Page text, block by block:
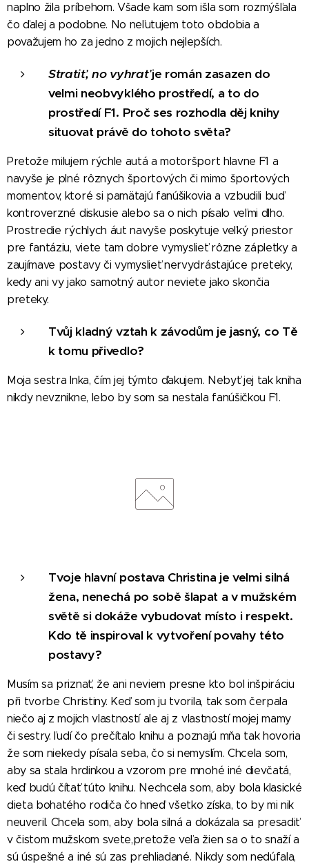
naplno žila príbehom. Všade kam som išla som rozmýšľala
čo ďalej a podobne. No neľutujem toto obdobia a
považujem ho za jedno z mojich nejlepších.
Stratiť, no vyhraťje román zasazen do
velmi neobvyklého prostředí, a to do
prostředí F1. Proč ses rozhodla děj knihy
situovat právě do tohoto světa?
Pretože milujem rýchle autá a motoršport hlavne F1 a
navyše je plné rôznych športových či mimo športových
momentov, ktoré si pamätajú fanúšikovia a vzbudili buď
kontroverzné diskusie alebo sa o nich písalo veľmi dlho.
Prostredie rýchlych áut navyše poskytuje veľký priestor
pre fantáziu, viete tam dobre vymyslieť rôzne zápletky a
zaujímave postavy či vymyslieť nervydrástajúce preteky,
kedy ani vy jako samotný autor neviete jako skončia
preteky.
Tvůj kladný vztah k závodům je jasný, co Tě
k tomu přivedlo?
Moja sestra Inka, čím jej týmto ďakujem. Nebyť jej tak kniha
nikdy nevznikne, lebo by som sa nestala fanúšičkou F1.
Tvoje hlavní postava Christina je velmi silná
žena, nenechá po sobě šlapat a v mužském
světě si dokáže vybudovat místo i respekt.
Kdo tě inspiroval k vytvoření povahy této
postavy?
Musím sa priznať, že ani neviem presne kto bol inšpiráciu
při tvorbe Christiny. Keď som ju tvorila, tak som čerpala
niečo aj z mojich vlastností ale aj z vlastností mojej mamy
či sestry. ľudí čo prečítalo knihu a poznajú mňa tak hovoria
že som niekedy písala seba, čo si nemyslím. Chcela som,
aby sa stala hrdinkou a vzorom pre mnohé iné dievčatá,
keď budú čítať túto knihu. Nechcela som, aby bola klasické
dieta bohatého rodiča čo hneď všetko získa, to by mi nik
neuveril. Chcela som, aby bola silná a dokázala sa presadiť
v čistom mužskom svete,pretože veľa žien sa o to snaží a
sú úspešné a iné sú zas prehliadané. Nikdy som nedúfala,